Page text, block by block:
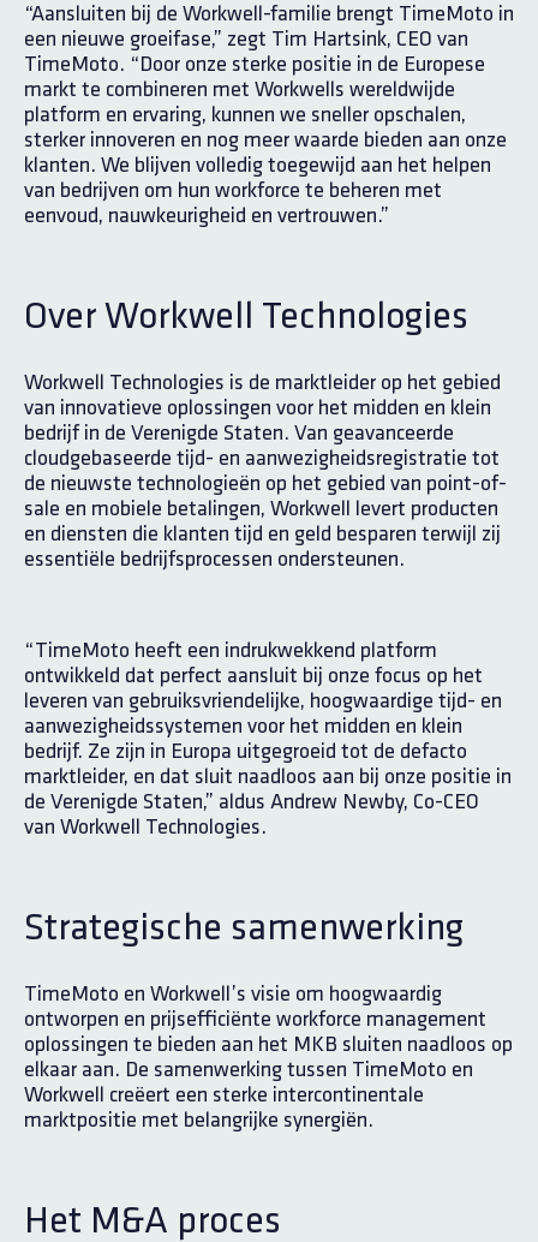
“Aansluiten bij de Workwell-familie brengt TimeMoto in
een nieuwe groeifase,” zegt Tim Hartsink, CEO van
TimeMoto. “Door onze sterke positie in de Europese
markt te combineren met Workwells wereldwijde
platform en ervaring, kunnen we sneller opschalen,
sterker innoveren en nog meer waarde bieden aan onze
klanten. We blijven volledig toegewijd aan het helpen
van bedrijven om hun workforce te beheren met
eenvoud, nauwkeurigheid en vertrouwen.”
Over Workwell Technologies
Workwell Technologies is de marktleider op het gebied
van innovatieve oplossingen voor het midden en klein
bedrijf in de Verenigde Staten. Van geavanceerde
cloudgebaseerde tijd- en aanwezigheidsregistratie tot
de nieuwste technologieën op het gebied van point-of-
sale en mobiele betalingen, Workwell levert producten
en diensten die klanten tijd en geld besparen terwijl zij
essentiële bedrijfsprocessen ondersteunen.
“TimeMoto heeft een indrukwekkend platform
ontwikkeld dat perfect aansluit bij onze focus op het
leveren van gebruiksvriendelijke, hoogwaardige tijd- en
aanwezigheidssystemen voor het midden en klein
bedrijf. Ze zijn in Europa uitgegroeid tot de defacto
marktleider, en dat sluit naadloos aan bij onze positie in
de Verenigde Staten,” aldus Andrew Newby, Co-CEO
van Workwell Technologies.
Strategische samenwerking
TimeMoto en Workwell’s visie om hoogwaardig
ontworpen en prijsefficiënte workforce management
oplossingen te bieden aan het MKB sluiten naadloos op
elkaar aan. De samenwerking tussen TimeMoto en
Workwell creëert een sterke intercontinentale
marktpositie met belangrijke synergiën.
Het M&A proces